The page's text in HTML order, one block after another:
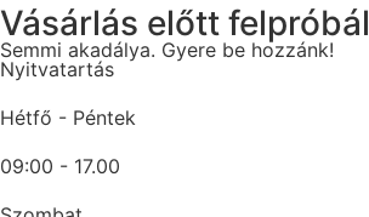
Vásárlás előtt
Semmi akadálya. Gyere be hozzánk!
Nyitvatartás
Hétfő - Péntek
09:00 - 17.00